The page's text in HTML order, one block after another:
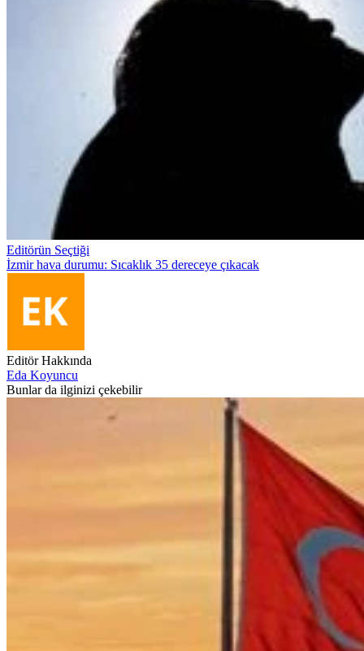
Editörün Seçtiği
İzmir hava durumu: Sıcaklık 35 dereceye çıkacak
Editör Hakkında
Eda Koyuncu
Bunlar da ilginizi çekebilir